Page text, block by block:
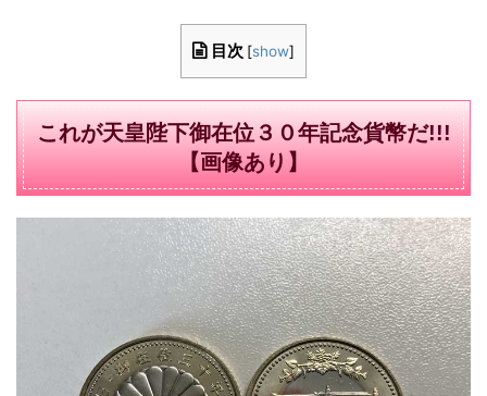
目次 [show]
これが天皇陛下御在位３０年記念貨幣だ!!!
【画像あり】